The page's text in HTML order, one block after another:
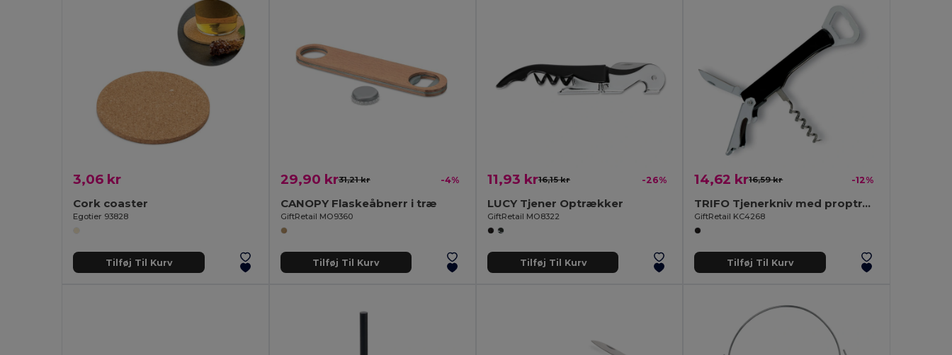
3,06 kr
Cork coaster
Egotier 93828
Tilføj Til Kurv
29,90 kr31,21 kr -4%
CANOPY Flaskeåbnerr i træ
GiftRetail MO9360
Tilføj Til Kurv
11,93 kr16,15 kr -26%
LUCY Tjener Optrækker
GiftRetail MO8322
Tilføj Til Kurv
14,62 kr16,59 kr -12%
TRIFO Tjenerkniv med proptrækker
GiftRetail KC4268
Tilføj Til Kurv